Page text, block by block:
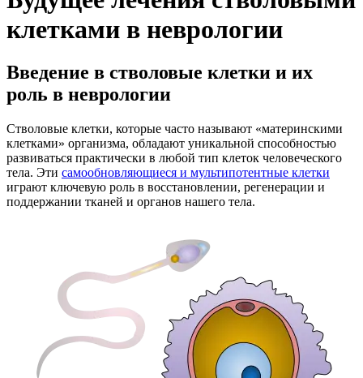
клетками в неврологии
Введение в стволовые клетки и их
роль в неврологии
Стволовые клетки, которые часто называют «материнскими
клетками» организма, обладают уникальной способностью
развиваться практически в любой тип клеток человеческого
тела. Эти самообновляющиеся и мультипотентные клетки
играют ключевую роль в восстановлении, регенерации и
поддержании тканей и органов нашего тела.